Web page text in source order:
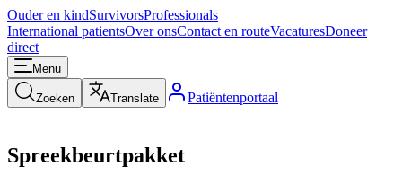
Ouder en kindSurvivorsProfessionals
International patientsOver onsContact en routeVacaturesDoneer
direct
Menu
Zoeken Translate Patiëntenportaal
Spreekbeurtpakket